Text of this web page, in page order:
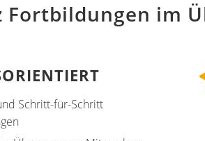
Fortbildungen im
Schritt-für-Schritt